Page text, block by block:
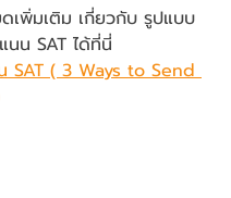
ดเพิ่มเติม เกี่ยวกับ รูปแบบ
นน SAT ได้ที่นี่
SAT ( 3 Ways to Send